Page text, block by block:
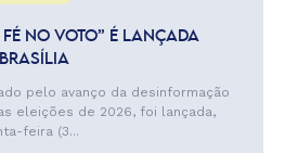
NO VOTO” É LANÇADA
pelo avanço da desinformação
eleições de 2026, foi lançada,
feira (3...